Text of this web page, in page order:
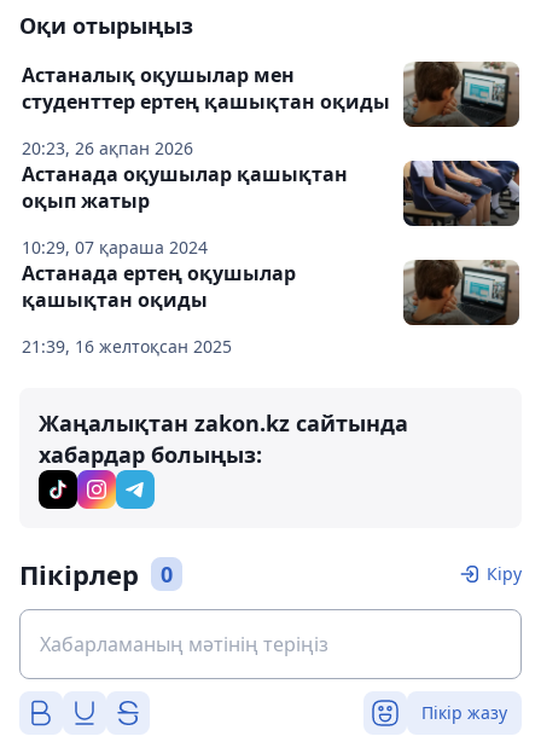
Оқи отырыңыз
20:23, 26 ақпан 2026
Астаналық оқушылар мен
студенттер ертең қашықтан оқиды
10:29, 07 қараша 2024
Астанада оқушылар қашықтан
оқып жатыр
21:39, 16 желтоқсан 2025
Астанада ертең оқушылар
қашықтан оқиды
Жаңалықтан zakon.kz сайтында
хабардар болыңыз:
Пікірлер 0 Кіру
Пікір жазу